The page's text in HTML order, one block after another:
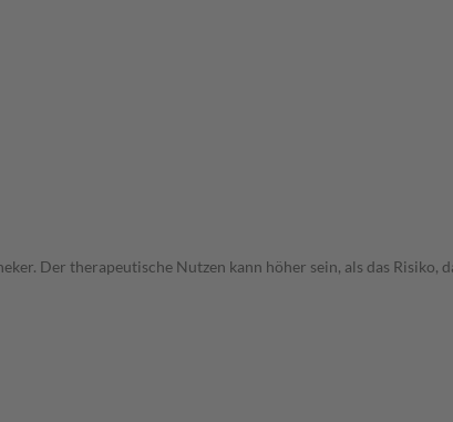
Der therapeutische Nutzen kann höher sein, als das Risiko,